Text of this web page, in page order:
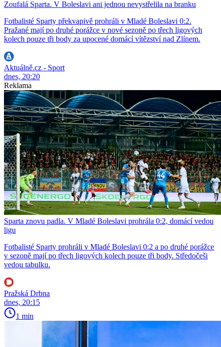
Zoufalá Sparta. V Boleslavi ani jednou nevystřelila na branku
Fotbalisté Sparty překvapivě prohráli v Mladé Boleslavi 0:2.
Pražané mají po druhé porážce v nové sezoně po třech ligových
kolech pouze tři body za upocené domácí vítězství nad Zlínem.
Aktuálně.cz - Sport
dnes, 20:20
Reklama
Sparta znovu padla. V Mladé Boleslavi prohrála 0:2, domácí vedou
ligu
Fotbalisté Sparty prohráli v Mladé Boleslavi 0:2 a po druhé porážce
v sezoně mají po třech ligových kolech pouze tři body. Středočeši
vedou tabulku.
Pražská Drbna
dnes, 20:15
1 min